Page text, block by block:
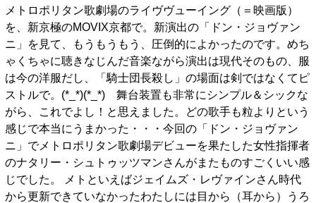
メトロポリタン歌劇場のライヴヴューイング（＝映画版）
を、新京極のMOVIX京都で。新演出の「ドン・ジョヴァン
ニ」を見て、もうもうもう、圧倒的によかったのです。めち
ゃくちゃに聴きなじんだ音楽ながら演出は現代そのもの、服
は今の洋服だし、「騎士団長殺し」の場面は剣ではなくてピ
ストルで。(*_*)(*_*) 舞台装置も非常にシンプル＆シックな
がら、これでよし！と思えました。どの歌手も粒よりという
感じで本当にうまかった・・・今回の「ドン・ジョヴァン
ニ」でメトロポリタン歌劇場デビューを果たした女性指揮者
のナタリー・シュトゥッツマンさんがまたものすごくいい感
じでした。 メトといえばジェイムズ・レヴァインさん時代
から更新できていなかったわたしには目から（耳から）うろ